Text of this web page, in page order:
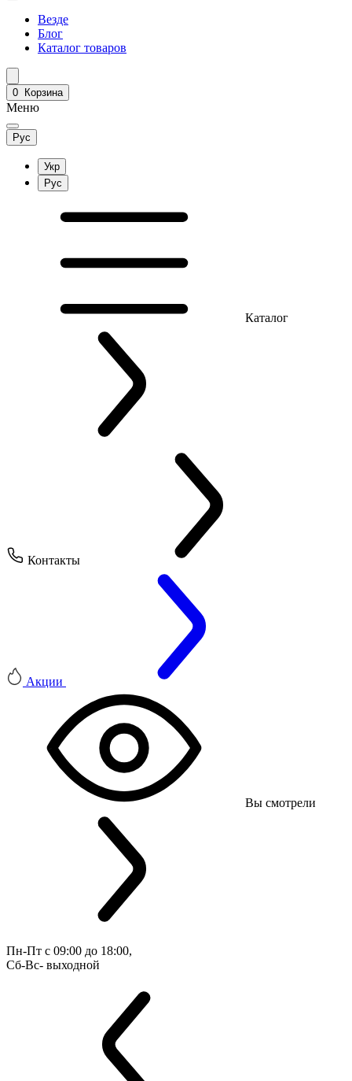
Везде
Блог
Каталог товаров
0 Корзина
Меню
Рус
Укр
Рус
Каталог
Контакты
Акции
Вы смотрели
Пн-Пт с 09:00 до 18:00,
Сб-Вс- выходной